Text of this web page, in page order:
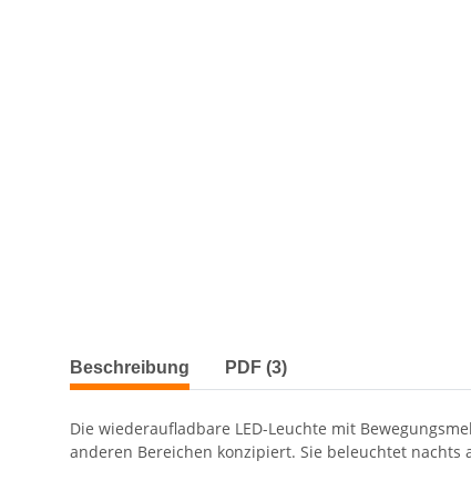
weitere Registerkarten anzeigen
Beschreibung PDF (3)
Die wiederaufladbare LED-Leuchte mit
anderen Bereichen konzipiert. Sie beleuchtet